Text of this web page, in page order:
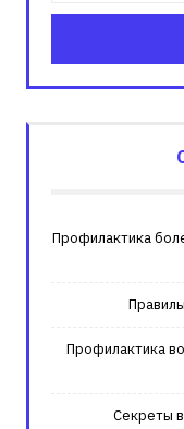
Профилактика
Профилактика
Секреты